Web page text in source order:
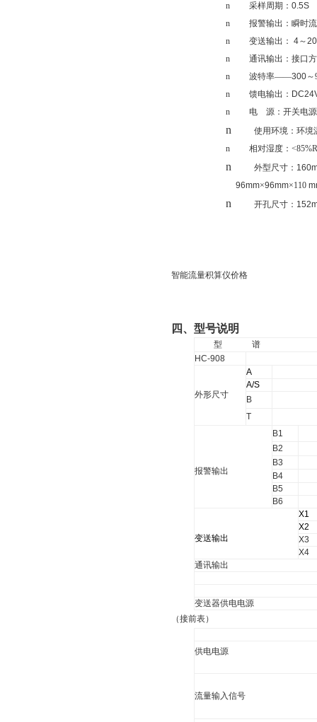
n 采样周期： 0.5S
n 报警输出：瞬时
n 变送输出： 4～20
n 通讯输出：接口
n 波特率——300～
n 馈电输出：
n
电 源：开关电源
n
使用环境：环境
n 相对湿度：
n 外型尺寸：
96mm×96mm×110
n 开孔尺寸：
智能流量积算仪价格
四、型号说明
型
谱
HC-908
外形尺寸
A
A/S
B
T
报警输出
B1
B2
B3
B4
B5
B6
变送输出
X1
X2
X3
X4
通讯输出
变送器供电电源
（接前表）
供电电源
流量输入信号